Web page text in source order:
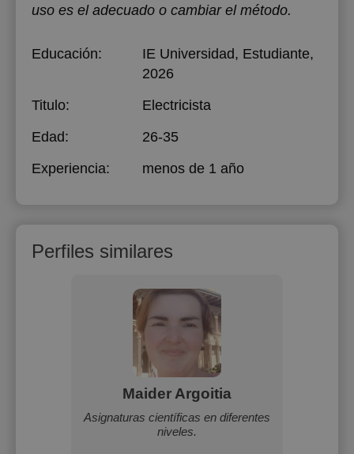
uso es el adecuado o cambiar el método.
Educación: IE Universidad, Estudiante,
2026
Titulo:
Electricista
Edad:
26-35
Experiencia:
menos de 1 año
Perfiles similares
Maider Argoitia
Asignaturas científicas en diferentes
niveles.